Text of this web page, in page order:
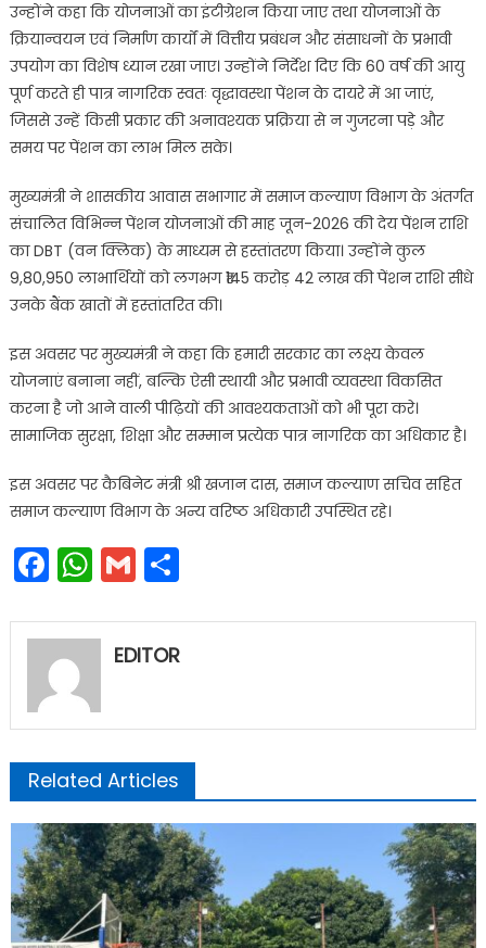
उन्होंने कहा कि योजनाओं का इंटीग्रेशन किया जाए तथा योजनाओं के
क्रियान्वयन एवं निर्माण कार्यों में वित्तीय प्रबंधन और संसाधनों के प्रभावी
उपयोग का विशेष ध्यान रखा जाए। उन्होंने निर्देश दिए कि 60 वर्ष की आयु
पूर्ण करते ही पात्र नागरिक स्वतः वृद्धावस्था पेंशन के दायरे में आ जाएं,
जिससे उन्हें किसी प्रकार की अनावश्यक प्रक्रिया से न गुजरना पड़े और
समय पर पेंशन का लाभ मिल सके।
मुख्यमंत्री ने शासकीय आवास सभागार में समाज कल्याण विभाग के अंतर्गत
संचालित विभिन्न पेंशन योजनाओं की माह जून-2026 की देय पेंशन राशि
का DBT (वन क्लिक) के माध्यम से हस्तांतरण किया। उन्होंने कुल
9,80,950 लाभार्थियों को लगभग ₹145 करोड़ 42 लाख की पेंशन राशि सीधे
उनके बैंक खातों में हस्तांतरित की।
इस अवसर पर मुख्यमंत्री ने कहा कि हमारी सरकार का लक्ष्य केवल
योजनाएं बनाना नहीं, बल्कि ऐसी स्थायी और प्रभावी व्यवस्था विकसित
करना है जो आने वाली पीढ़ियों की आवश्यकताओं को भी पूरा करे।
सामाजिक सुरक्षा, शिक्षा और सम्मान प्रत्येक पात्र नागरिक का अधिकार है।
इस अवसर पर कैबिनेट मंत्री श्री खजान दास, समाज कल्याण सचिव सहित
समाज कल्याण विभाग के अन्य वरिष्ठ अधिकारी उपस्थित रहे।
Facebook
WhatsApp
GmailShare
EDITOR
Related Articles